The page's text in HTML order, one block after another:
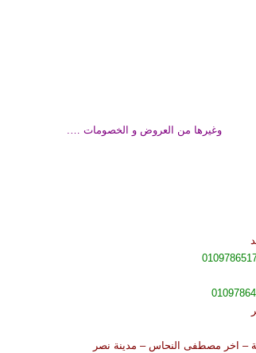
وغيرها من العروض و الخصومات ….